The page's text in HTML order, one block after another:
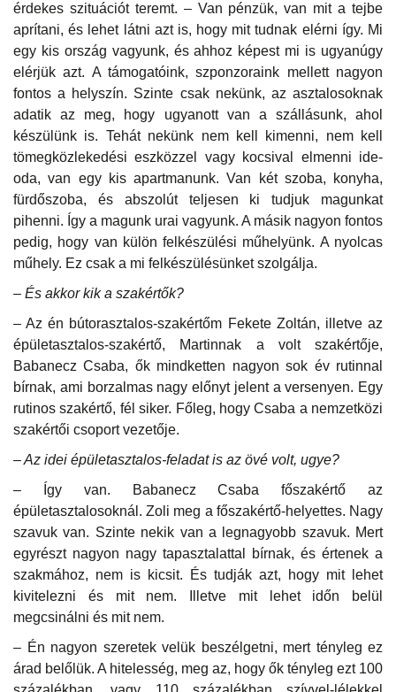
érdekes szituációt teremt. – Van pénzük, van mit a tejbe
aprítani, és lehet látni azt is, hogy mit tudnak elérni így. Mi
egy kis ország vagyunk, és ahhoz képest mi is ugyanúgy
elérjük azt. A támogatóink, szponzoraink mellett nagyon
fontos a helyszín. Szinte csak nekünk, az asztalosoknak
adatik az meg, hogy ugyanott van a szállásunk, ahol
készülünk is. Tehát nekünk nem kell kimenni, nem kell
tömegközlekedési eszközzel vagy kocsival elmenni ide-
oda, van egy kis apartmanunk. Van két szoba, konyha,
fürdőszoba, és abszolút teljesen ki tudjuk magunkat
pihenni. Így a magunk urai vagyunk. A másik nagyon fontos
pedig, hogy van külön felkészülési műhelyünk. A nyolcas
műhely. Ez csak a mi felkészülésünket szolgálja.
– És akkor kik a szakértők?
– Az én bútorasztalos-szakértőm Fekete Zoltán, illetve az
épületasztalos-szakértő, Martinnak a volt szakértője,
Babanecz Csaba, ők mindketten nagyon sok év rutinnal
bírnak, ami borzalmas nagy előnyt jelent a versenyen. Egy
rutinos szakértő, fél siker. Főleg, hogy Csaba a nemzetközi
szakértői csoport vezetője.
– Az idei épületasztalos-feladat is az övé volt, ugye?
– Így van. Babanecz Csaba főszakértő az
épületasztalosoknál. Zoli meg a főszakértő-helyettes. Nagy
szavuk van. Szinte nekik van a legnagyobb szavuk. Mert
egyrészt nagyon nagy tapasztalattal bírnak, és értenek a
szakmához, nem is kicsit. És tudják azt, hogy mit lehet
kivitelezni és mit nem. Illetve mit lehet időn belül
megcsinálni és mit nem.
– Én nagyon szeretek velük beszélgetni, mert tényleg ez
árad belőlük. A hitelesség, meg az, hogy ők tényleg ezt 100